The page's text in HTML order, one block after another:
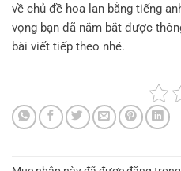
về chủ đề hoa lan bằng tiếng
vọng bạn đã nắm bắt được
bài viết tiếp theo nhé.